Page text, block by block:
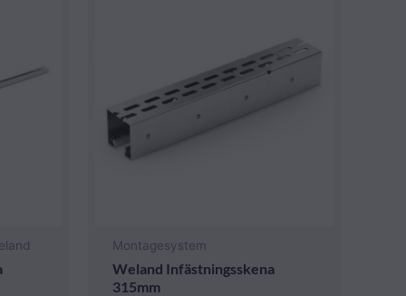
Montagesystem
Weland Infästningsskena
315mm